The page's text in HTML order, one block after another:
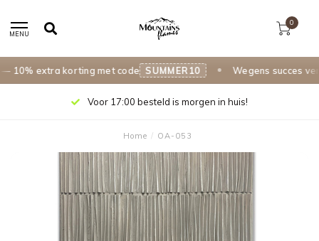
10% extra korting met code SUMMER10 Wegens succes
MENU
0
Voor 17:00 besteld is morgen in huis!
Home / OA-053